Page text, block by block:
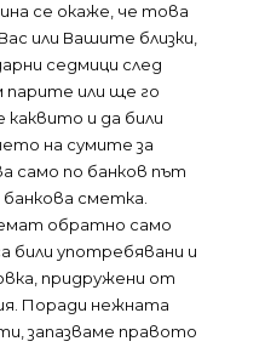
се окаже, че това
или Вашите близки,
седмици след
парите или ще го
каквито и да били
на сумите за
само по банков път
сметка.
обратно само
били употребявани и
придружени от
Поради нежната
запазваме правото